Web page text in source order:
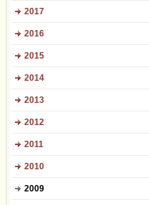
2017
2016
2015
2014
2013
2012
2011
2010
2009